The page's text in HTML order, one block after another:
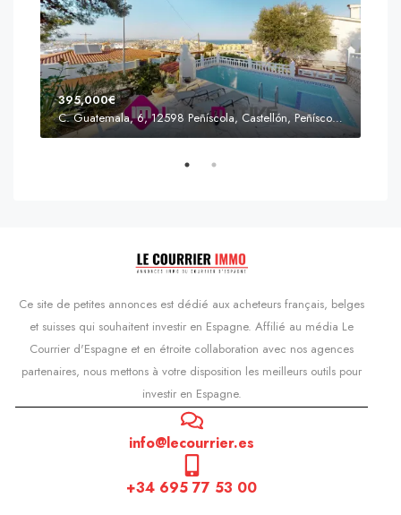
395,000€
C. Guatemala, 6, 12598 Peñíscola, Castellón, Peñíscola, Communauté valencienne
Ce site de petites annonces est dédié aux acheteurs français, belges
et suisses qui souhaitent investir en Espagne. Affilié au média Le
Courrier d'Espagne et en étroite collaboration avec nos agences
partenaires, nous mettons à votre disposition les meilleurs outils pour
investir en Espagne.
info@lecourrier.es
+34 695 77 53 00